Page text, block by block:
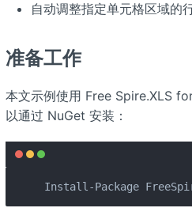
自动调整指定单元格区域的
准备工作
本文示例使用 Free Spire.XLS
以通过 NuGet 安装：
Install-Package